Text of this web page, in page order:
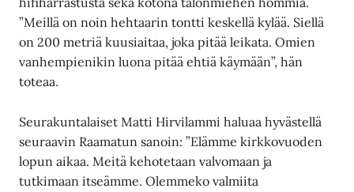
”Meillä on noin hehtaarin tontti keskellä kylää. Siellä
on 200 metriä kuusiaitaa, joka pitää leikata. Omien
vanhempienikin luona pitää ehtiä käymään”, hän
toteaa.
Seurakuntalaiset Matti Hirvilammi haluaa hyvästellä
seuraavin Raamatun sanoin: ”Elämme kirkkovuoden
lopun aikaa. Meitä kehotetaan valvomaan ja
tutkimaan itseämme. Olemmeko valmiita